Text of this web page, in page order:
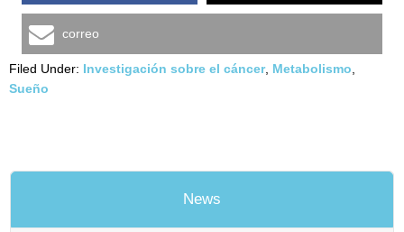
correo
Filed Under: Investigación sobre el cáncer, Metabolismo
Sueño
News